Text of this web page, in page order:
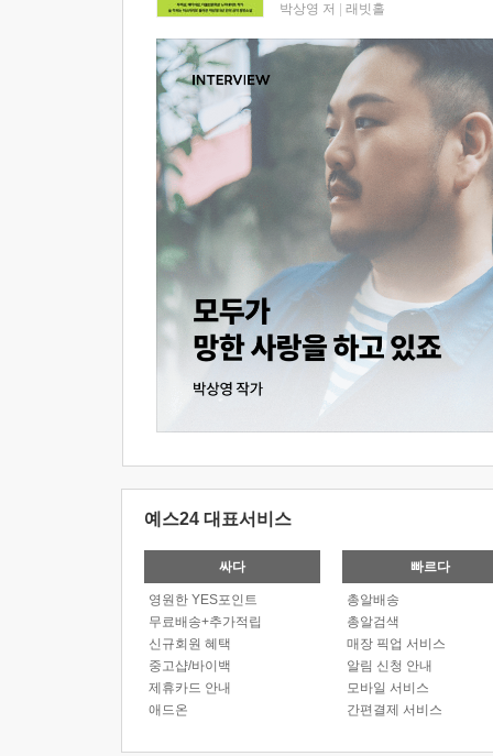
박상영 저 래빗홀
예스24 대표서비스
싸다
영원한 YES포인트
무료배송+추가적립
신규회원 혜택
중고샵/바이백
제휴카드 안내
애드온
빠르다
총알배송
총알검색
매장 픽업 서비스
알림 신청 안내
모바일 서비스
간편결제 서비스